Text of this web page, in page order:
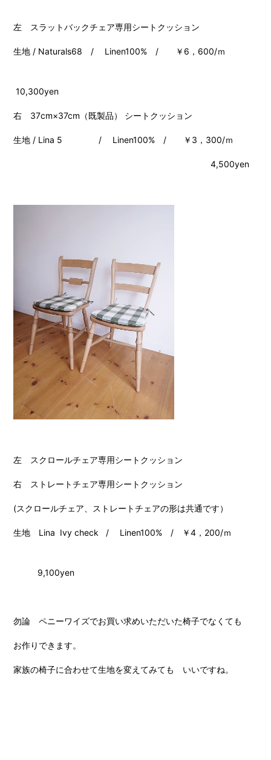
左 スラットバックチェア専用シートクッション
生地 / Naturals68 / Linen100% / ￥6，600/ｍ
10,300yen
右 37cm×37cm（既製品） シートクッション
生地 / Lina 5 / Linen100% / ￥3，300/ｍ
4,500yen
左 スクロールチェア専用シートクッション
右 ストレートチェア専用シートクッション
(スクロールチェア、ストレートチェアの形は共通です）
生地 Lina Ivy check / Linen100% / ￥4，200/ｍ
9,100yen
勿論 ペニーワイズでお買い求めいただいた椅子でなくても
お作りできます。
家族の椅子に合わせて生地を変えてみても いいですね。